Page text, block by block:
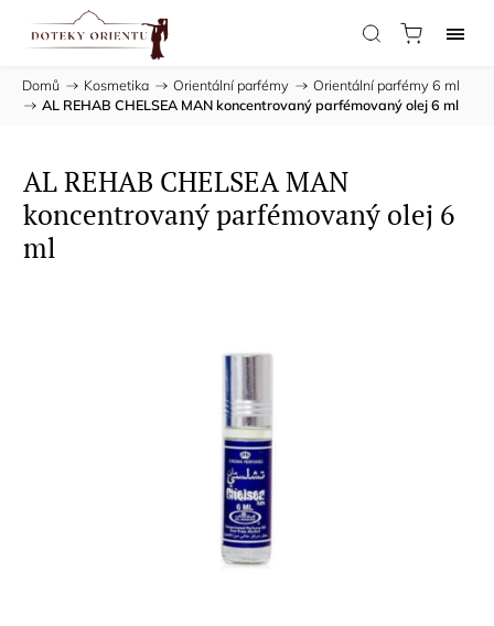
Domů / Kosmetika / Orientální parfémy /
Orientální parfémy 6 ml
/
AL REHAB CHELSEA MAN koncentrovaný parfémovaný olej 6 ml
AL REHAB CHELSEA MAN
koncentrovaný parfémovaný olej 6
ml